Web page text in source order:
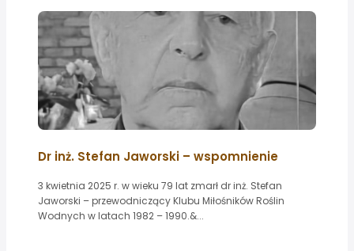
Dr inż. Stefan Jaworski – wspomnienie
3 kwietnia 2025 r. w wieku 79 lat zmarł dr inż. Stefan
Jaworski – przewodniczący Klubu Miłośników Roślin
Wodnych w latach 1982 – 1990.&...